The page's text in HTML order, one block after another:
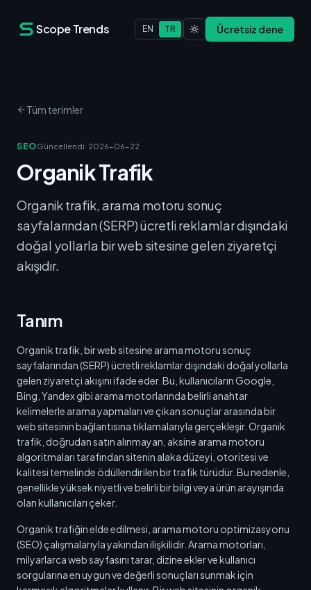
Scope Trends EN TR Ücretsiz dene
Tüm terimler
SEOGüncellendi: 2026-06-22
Organik Trafik
Organik trafik, arama motoru sonuç
sayfalarından (SERP) ücretli reklamlar dışındaki
doğal yollarla bir web sitesine gelen ziyaretçi
akışıdır.
Tanım
Organik trafik, bir web sitesine arama motoru sonuç
sayfalarından (SERP) ücretli reklamlar dışındaki doğal yollarla
gelen ziyaretçi akışını ifade eder. Bu, kullanıcıların Google,
Bing, Yandex gibi arama motorlarında belirli anahtar
kelimelerle arama yapmaları ve çıkan sonuçlar arasında bir
web sitesinin bağlantısına tıklamalarıyla gerçekleşir. Organik
trafik, doğrudan satın alınmayan, aksine arama motoru
algoritmaları tarafından sitenin alaka düzeyi, otoritesi ve
kalitesi temelinde ödüllendirilen bir trafik türüdür. Bu nedenle,
genellikle yüksek niyetli ve belirli bir bilgi veya ürün arayışında
olan kullanıcıları çeker.
Organik trafiğin elde edilmesi, arama motoru optimizasyonu
(SEO) çalışmalarıyla yakından ilişkilidir. Arama motorları,
milyarlarca web sayfasını tarar, dizine ekler ve kullanıcı
sorgularına en uygun ve değerli sonuçları sunmak için